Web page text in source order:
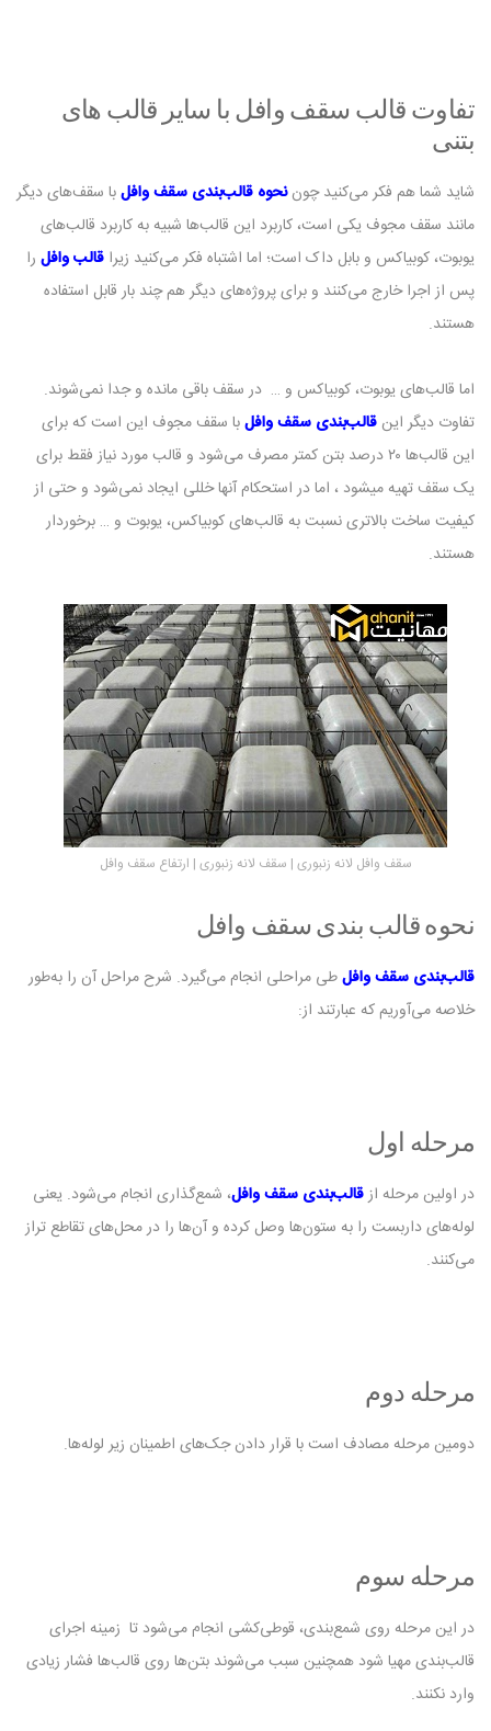
تفاوت قالب سقف وافل با سایر قالب‌ های
بتنی
شاید شما هم فکر می‌کنید چوننحوه قالب‌بندی سقف وافلبا سقف‌های دیگر
مانند سقف مجوف یکی است، کاربرد این قالب‌ها شبیه به کاربرد قالب‌های
یوبوت، کوبیاکس و بابل داک است؛ اما اشتباه فکر می‌کنید زیرا قالب وافل را
پس از اجرا خارج می‌کنند و برای پروژه‌های دیگر هم چند بار قابل استفاده
هستند.
اما قالب‌های یوبوت، کوبیاکس و … در سقف باقی مانده و جدا نمی‌شوند.
تفاوت دیگر این قالب‌‌بندی سقف وافلبا سقف مجوف این است که برای
این قالب‌ها ۲۰ درصد بتن کمتر مصرف می‌شود و قالب مورد نیاز فقط برای
یک سقف تهیه میشود ، اما در استحکام آنها خللی ایجاد نمی‌شود و حتی از
کیفیت ساخت بالاتری نسبت به قالب‌های کوبیاکس، یوبوت و … برخوردار
هستند.
سقف وافل لانه زنبوری | سقف لانه زنبوری | ارتفاع سقف وافل
نحوه قالب بندی سقف وافل
قالب‌بندی سقف وافلطی مراحلی انجام می‌گیرد. شرح مراحل آن را به‌طور
خلاصه می‌آوریم که عبارتند از:
مرحله اول
در اولین مرحله ازقالب‌بندی سقف وافل، شمع‌گذاری انجام می‌شود. یعنی
لوله‌های داربست را به ستون‌ها وصل کرده و آن‌ها را در محل‌های تقاطع تراز
می‌کنند.
مرحله دوم
دومین مرحله مصادف است با قرار دادن جک‌های اطمینان زیر لوله‌ها.
مرحله سوم
در این مرحله روی شمع‌بندی، قوطی‌کشی انجام می‌شود تا زمینه اجرای
قالب‌بندی مهیا شود همچنین سبب می‌شوند بتن‌ها روی قالب‌ها فشار زیادی
وارد نکنند.